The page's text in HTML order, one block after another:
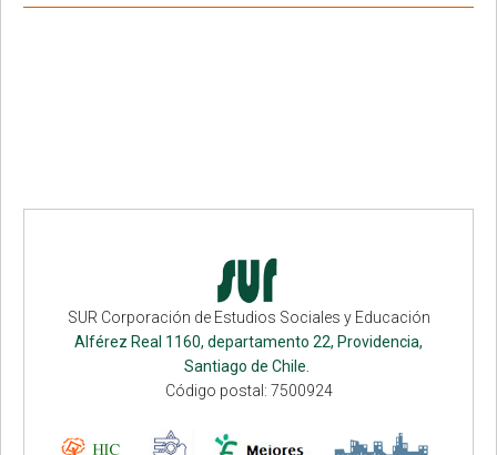
SUR Corporación de Estudios Sociales y Educación
Alférez Real 1160, departamento 22, Providencia,
Santiago de Chile.
Código postal: 7500924